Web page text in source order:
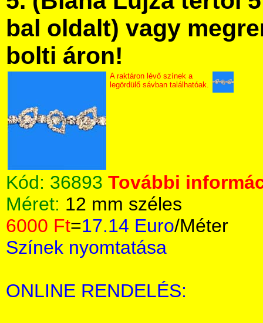
bal oldalt) vagy
bolti áron!
A raktáron lévő színek a
legördülő sávban találhatóak.
Kód: 36893 További
Méret: 12 mm széles
6000 Ft=17.14 Euro/Méter
Színek nyomtatása
ONLINE RENDELÉS: